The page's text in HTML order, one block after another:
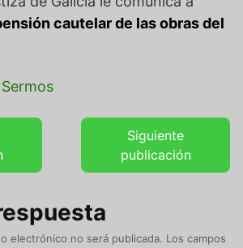
cautelar de las obras del
Siguiente
publicación
electrónico no será publicada. Los campos